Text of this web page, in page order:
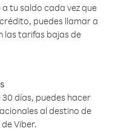
tu saldo cada vez que
puedes llamar a
las tarifas bajas de
días, puedes hacer
al destino de
Viber.